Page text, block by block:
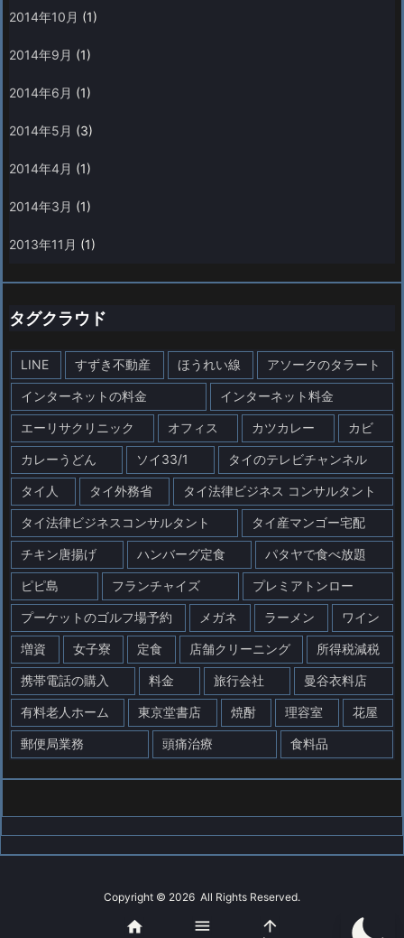
2014年10月 (1)
2014年9月 (1)
2014年6月 (1)
2014年5月 (3)
2014年4月 (1)
2014年3月 (1)
2013年11月 (1)
タグクラウド
LINE すずき不動産 ほうれい線 アソークのタラート
インターネットの料金 インターネット料金
エーリサクリニック オフィス カツカレー カビ
カレーうどん ソイ33/1 タイのテレビチャンネル
タイ人 タイ外務省 タイ法律ビジネス コンサルタント
タイ法律ビジネスコンサルタント タイ産マンゴー宅配
チキン唐揚げ ハンバーグ定食 パタヤで食べ放題
ピピ島 フランチャイズ プレミアトンロー
プーケットのゴルフ場予約 メガネ ラーメン ワイン
増資 女子寮 定食 店舗クリーニング 所得税減税
携帯電話の購入 料金 旅行会社 曼谷衣料店
有料老人ホーム 東京堂書店 焼酎 理容室 花屋
郵便局業務 頭痛治療 食料品
Copyright © 2026 All Rights Reserved.
WordPress Luxeritas Theme is provided by "Thought is free
  